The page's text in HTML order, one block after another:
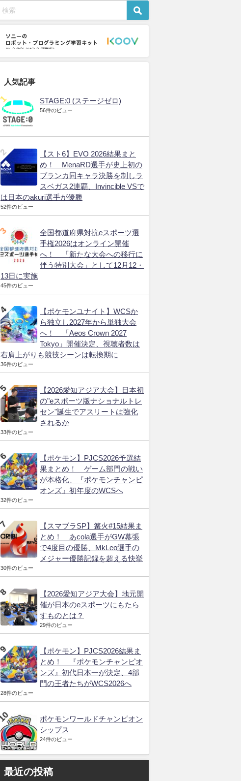
から一転パリ開催に電撃
決定
プロゲーマー
じて学ぶ英会話
人気記事
STAGE:0 (ステージゼロ)
56件のビュー
【スト6】EVO 2026結果まと
め！ MenaRD選手が史上初の
ブランカ同キャラ決勝を制しラ
スベガス2連覇、Invincible VSで
は日本のakuri選手が優勝
52件のビュー
全国都道府県対抗eスポーツ選
手権2026はオンライン開催
へ！ 「新たな大会への移行に
伴う特別大会」として12月12・
13日に実施
45件のビュー
【ポケモンユナイト】WCSか
ら独立し2027年から単独大会
へ！ 「Aeos Crown 2027
Tokyo」開催決定、視聴者数は
右肩上がりも競技シーンは転換期に
36件のビュー
【2026愛知アジア大会】日本初
の"eスポーツ版ナショナルトレ
セン"誕生でアスリートは強化
されるか
33件のビュー
【ポケモン】PJCS2026予選結
果まとめ！ ゲーム部門の戦い
が本格化、『ポケモンチャンピ
オンズ』初年度のWCSへ
32件のビュー
【スマブラSP】篝火#15結果ま
とめ！ あcola選手がGW幕張
で4度目の優勝、MkLeo選手の
メジャー優勝記録を超える快挙
30件のビュー
【2026愛知アジア大会】地元開
催が日本のeスポーツにもたら
すものとは？
29件のビュー
【ポケモン】PJCS2026結果ま
とめ！ 『ポケモンチャンピオ
ンズ』初代日本一が決定、4部
門の王者たちがWCS2026へ
28件のビュー
ポケモンワールドチャンピオン
シップス
24件のビュー
最近の投稿